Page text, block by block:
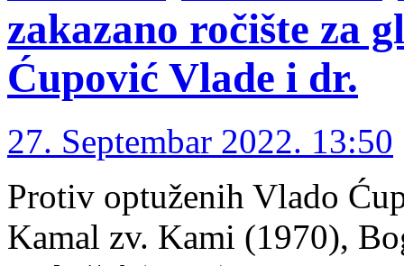
zakazano ročište za
Ćupović Vlade i dr.
27. Septembar 2022. 13:50
Protiv optuženih Vlado
Kamal zv. Kami (1970),